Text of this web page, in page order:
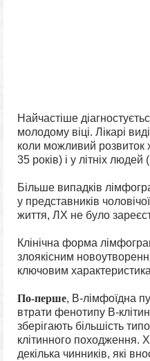
Найчастіше
молодому віці. Лікарі
коли можливий розвиток
35 років) і у літніх людей
Більше випадків
у представників
життя, ЛХ не було
Клінічна форма
злоякісним
ключовим
По-перше, В-лімфоїдна
втрати фенотипу В-
зберігають більшість
клітинного походження.
декілька чинників, які